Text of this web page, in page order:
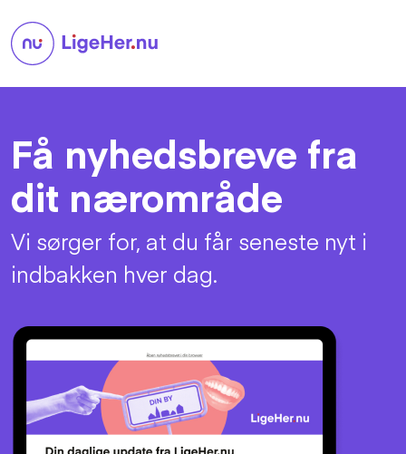
Få nyhedsbreve fra
dit nærområde
Vi sørger for, at du får seneste nyt i
indbakken hver dag.